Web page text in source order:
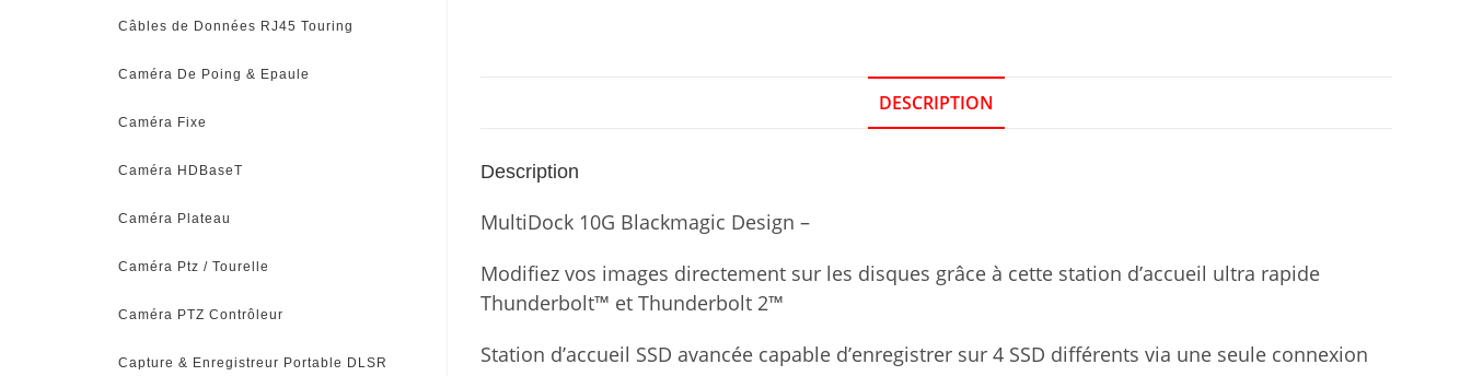
DESCRIPTION
Description
MultiDock 10G Blackmagic Design –
Modifiez vos images directement sur les disques grâce à cette station d’accueil ultra rapide
Thunderbolt™ et Thunderbolt 2™
Station d’accueil SSD avancée capable d’enregistrer sur 4 SSD différents via une seule connexion
Câbles de Données RJ45 Touring
Caméra De Poing & Epaule
Caméra Fixe
Caméra HDBaseT
Caméra Plateau
Caméra Ptz / Tourelle
Caméra PTZ Contrôleur
Capture & Enregistreur Portable DLSR